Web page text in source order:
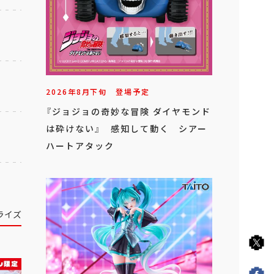
イズ
2026年8月下旬 登場予定
『ジョジョの奇妙な冒険 ダイヤモンド
は砕けない』 感知して動く シアー
ハートアタック